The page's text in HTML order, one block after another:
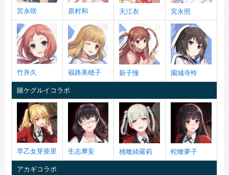
宮永咲 原村和 天江衣 宮永照
竹井久 福路美穂子 新子憧 園城寺怜
賭ケグルイコラボ
早乙女芽亜里 生志摩妄 桃喰綺羅莉 蛇喰夢子
アカギコラボ